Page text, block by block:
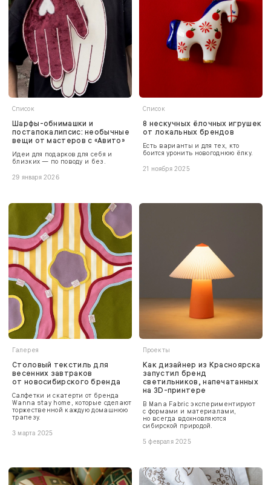
Список
Шарфы-обнимашки и
постапокалипсис: необычные
вещи от мастеров с «Авито»
Идеи для подарков для себя и
близких — по поводу и без.
29 января 2026
Список
8 нескучных ёлочных игрушек
от локальных брендов
Есть варианты и для тех, кто
боится уронить новогоднюю ёлку.
21 ноября 2025
Галерея
Столовый текстиль для
весенних завтраков
от новосибирского бренда
Салфетки и скатерти от бренда
Wanna stay home, которые сделают
торжественной каждую домашнюю
трапезу.
3 марта 2025
Проекты
Как дизайнер из Красноярска
запустил бренд
светильников, напечатанных
на 3D-принтере
В Mana Fabric экспериментируют
с формами и материалами,
но всегда вдохновляются
сибирской природой.
5 февраля 2025